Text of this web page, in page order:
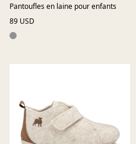
Pantoufles en laine pour enfants
89 USD